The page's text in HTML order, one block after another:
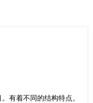
有着不同的结构特点。